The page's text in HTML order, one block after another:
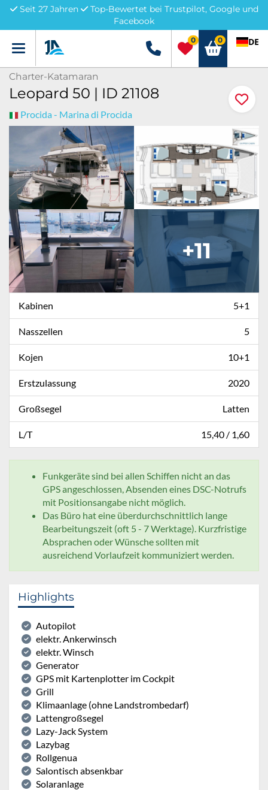
Seit 27 Jahren
Top-Bewertet bei Trustpilot, Google und
Facebook
Menü +49 5741 3222690
0 0 DE
Charter-Katamaran
Leopard 50 | ID 21108
Procida - Marina di Procida
+11
Kabinen 5+1
Nasszellen 5
Kojen 10+1
Erstzulassung 2020
Großsegel Latten
L/T 15,40 / 1,60
Funkgeräte sind bei allen Schiffen nicht an das
GPS angeschlossen, Absenden eines DSC-Notrufs
mit Positionsangabe nicht möglich.
Das Büro hat eine überdurchschnittlich lange
Bearbeitungszeit (oft 5 - 7 Werktage). Kurzfristige
Absprachen oder Wünsche sollten mit
ausreichend Vorlaufzeit kommuniziert werden.
Highlights
Autopilot
elektr. Ankerwinsch
elektr. Winsch
Generator
GPS mit Kartenplotter im Cockpit
Grill
Klimaanlage (ohne Landstrombedarf)
Lattengroßsegel
Lazy-Jack System
Lazybag
Rollgenua
Salontisch absenkbar
Solaranlage